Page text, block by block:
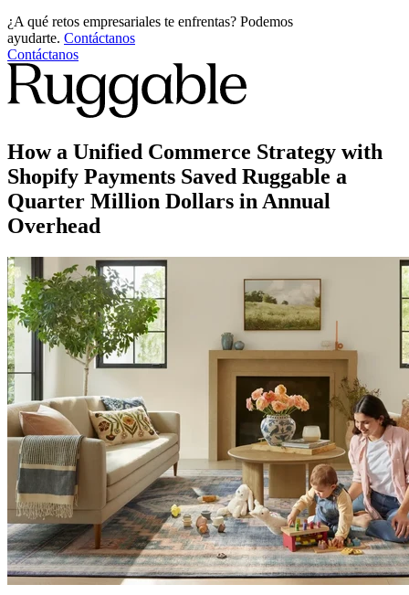
¿A qué retos empresariales te enfrentas? Podemos
ayudarte. Contáctanos
Contáctanos
How a Unified Commerce Strategy with
Shopify Payments Saved Ruggable a
Quarter Million Dollars in Annual
Overhead